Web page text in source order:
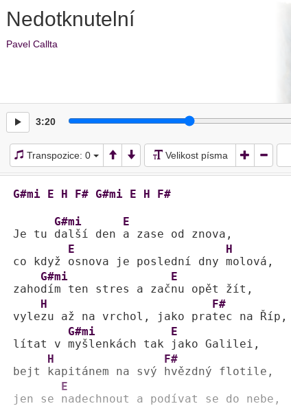
Nedotknutelní
Pavel Callta
3:20
Transpozice: 0 Velikost písma
G#mi E H F# G#mi E H F#
Je tu
G#mi
další den
E
a zase od znova,
co když
E
osnova je poslední dny
H
molová,
zaho
G#mi
dím ten stres a zač
E
nu opět žít,
vyle
H
zu až na vrchol, jako pra
F#
tec na Říp,
lítat v
G#mi
myšlenkách tak
E
jako Galilei,
bejt
H
kapitánem na svý
F#
hvězdný flotile,
jen se
E
nadechnout a podívat se do nebe,